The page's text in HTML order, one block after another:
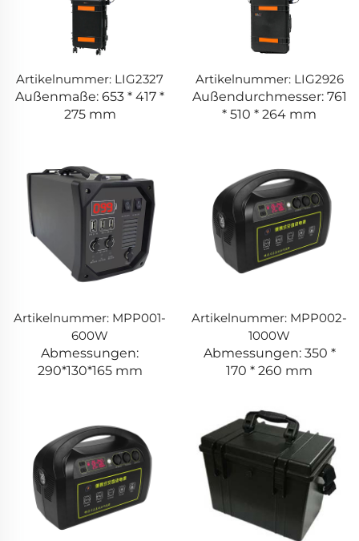
Artikelnummer: LIG2327
Außenmaße: 653 * 417 *
275 mm
Artikelnummer: LIG2926
Außendurchmesser: 761
* 510 * 264 mm
Artikelnummer: MPP001-
600W
Abmessungen:
290*130*165 mm
Artikelnummer: MPP002-
1000W
Abmessungen: 350 *
170 * 260 mm